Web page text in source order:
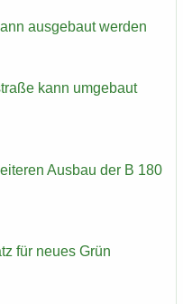
aus­ge­baut wer­den
kann um­ge­baut
Aus­bau der B 180
für neues Grün